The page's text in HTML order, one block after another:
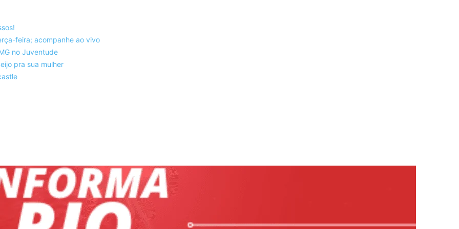
feira; acompanhe ao vivo
no Juventude
pra sua mulher